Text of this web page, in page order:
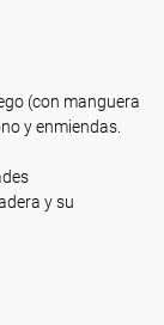
(con manguera
y enmiendas.
y su